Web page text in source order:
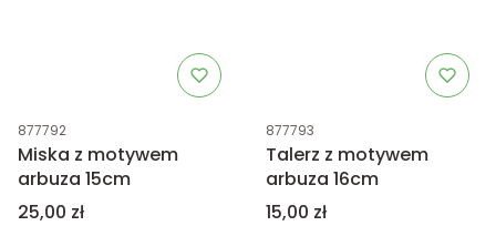
Kod produktu
877792
Miska z motywem
arbuza 15cm
Cena
25,00 zł
Kod produktu
877793
Talerz z motywem
arbuza 16cm
Cena
15,00 zł